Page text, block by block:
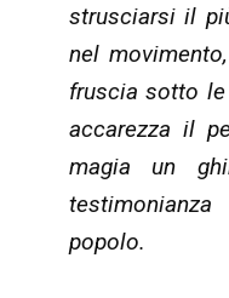
strusciarsi il
nel
fruscia sotto
accarezza il
magia un
popolo.